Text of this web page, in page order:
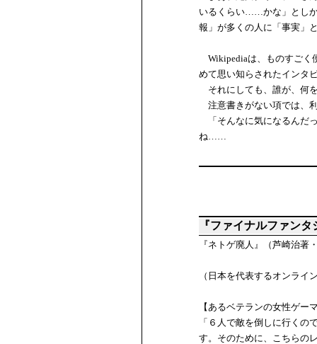
いるくらい……かな」とし
報」が多くの人に「事実」
Wikipediaは、ものすごく
めて思い知らされたインタ
それにしても、誰が、何
注意書きがない項では、
「そんなに気になるんだ
ね……
『ファイナルファン
『ネトゲ廃人』（芦崎治著
（日本を代表するオンライ
【あるベテランの女性ゲー
「６人で敵を倒しに行く
す。そのために、こちらの